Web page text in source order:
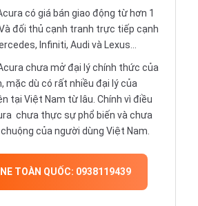
có giá bán giao động từ hơn 1
đối thủ cạnh tranh trực tiếp cạnh
Infiniti, Audi và Lexus...
chưa mở đại lý chính thức của
mặc dù có rất nhiều đại lý của
tại Việt Nam từ lâu. Chính vì điều
chưa thực sự phổ biến và chưa
của người dùng Việt Nam.
TOÀN QUỐC: 0938119439